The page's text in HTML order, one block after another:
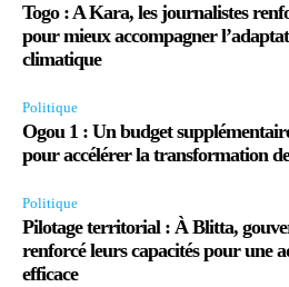
Togo : A Kara, les journalistes
pour mieux accompagner
climatique
Politique
Ogou 1 : Un budget
pour accélérer la transformation
Politique
Pilotage territorial : À Blitta,
renforcé leurs capacités pour une
efficace